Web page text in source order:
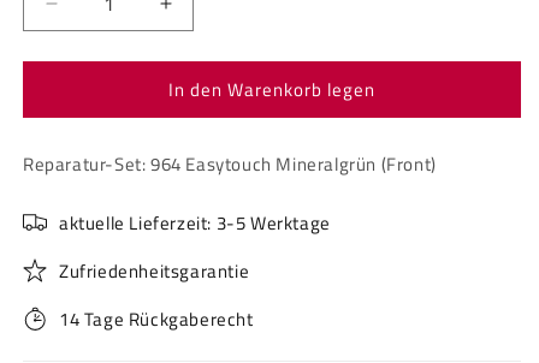
Verringere
die
Menge
Reparatur-
964
Mineralgrün
Erhöhe
die
Menge
für
Reparatur-
964
Mineralgrün
In den Warenkorb legen
Reparatur-Set: 964 Easytouch Mineralgrün (Front)
aktuelle Lieferzeit: 3-5 Werktage
Zufriedenheitsgarantie
14 Tage Rückgaberecht